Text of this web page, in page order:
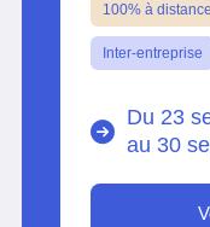
100% à distance
Inter-entreprise
Du 23
au 30